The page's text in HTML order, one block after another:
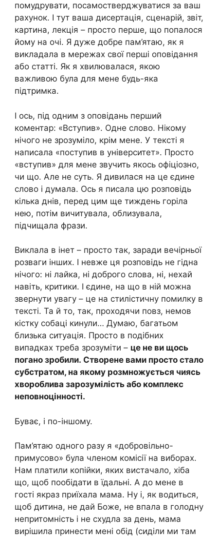
помудрувати, посамостверджуватися за ваш
рахунок. І тут ваша дисертація, сценарій, звіт,
картина, лекція – просто перше, що попалося
йому на очі. Я дуже добре пам’ятаю, як я
викладала в мережах свої перші оповідання
або статті. Як я хвилювалася, якою
важливою була для мене будь-яка
підтримка.
І ось, під одним з оповідань перший
коментар: «Вступив». Одне слово. Нікому
нічого не зрозуміло, крім мене. У тексті я
написала «поступив в університет». Просто
«вступив» для мене звучить якось офіціозно,
чи що. Але не суть. Я дивилася на це єдине
слово і думала. Ось я писала цю розповідь
кілька днів, перед цим ще тиждень горіла
нею, потім вичитувала, облизувала,
підчищала фрази.
Виклала в інет – просто так, заради вечірньої
розваги інших. І невже ця розповідь не гідна
нічого: ні лайка, ні доброго слова, ні, нехай
навіть, критики. І єдине, на що в ній можна
звернути увагу – це на стилістичну помилку в
тексті. Та й то, так, проходячи повз, немов
кістку собаці кинули… Думаю, багатьом
близька ситуація. Просто в подібних
випадках треба зрозуміти – це не ви щось
погано зробили. Створене вами просто стало
субстратом, на якому розмножується чиясь
хвороблива зарозумілість або комплекс
неповноцінності.
Буває, і по-іншому.
Пам’ятаю одного разу я «добровільно-
примусово» була членом комісії на виборах.
Нам платили копійки, яких вистачало, хіба
що, щоб пообідати в їдальні. А до мене в
гості якраз приїхала мама. Ну і, як водиться,
щоб дитина, не дай Боже, не впала в голодну
непритомність і не схудла за день, мама
вирішила принести мені обід (сиділи ми там